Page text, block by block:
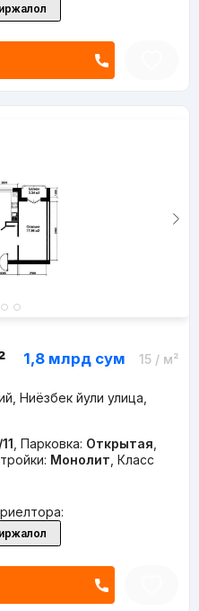
1,8 млрд сум 15/ м²
Ниёзбек йули улица,
Парковка: Открытая
Монолит Класс